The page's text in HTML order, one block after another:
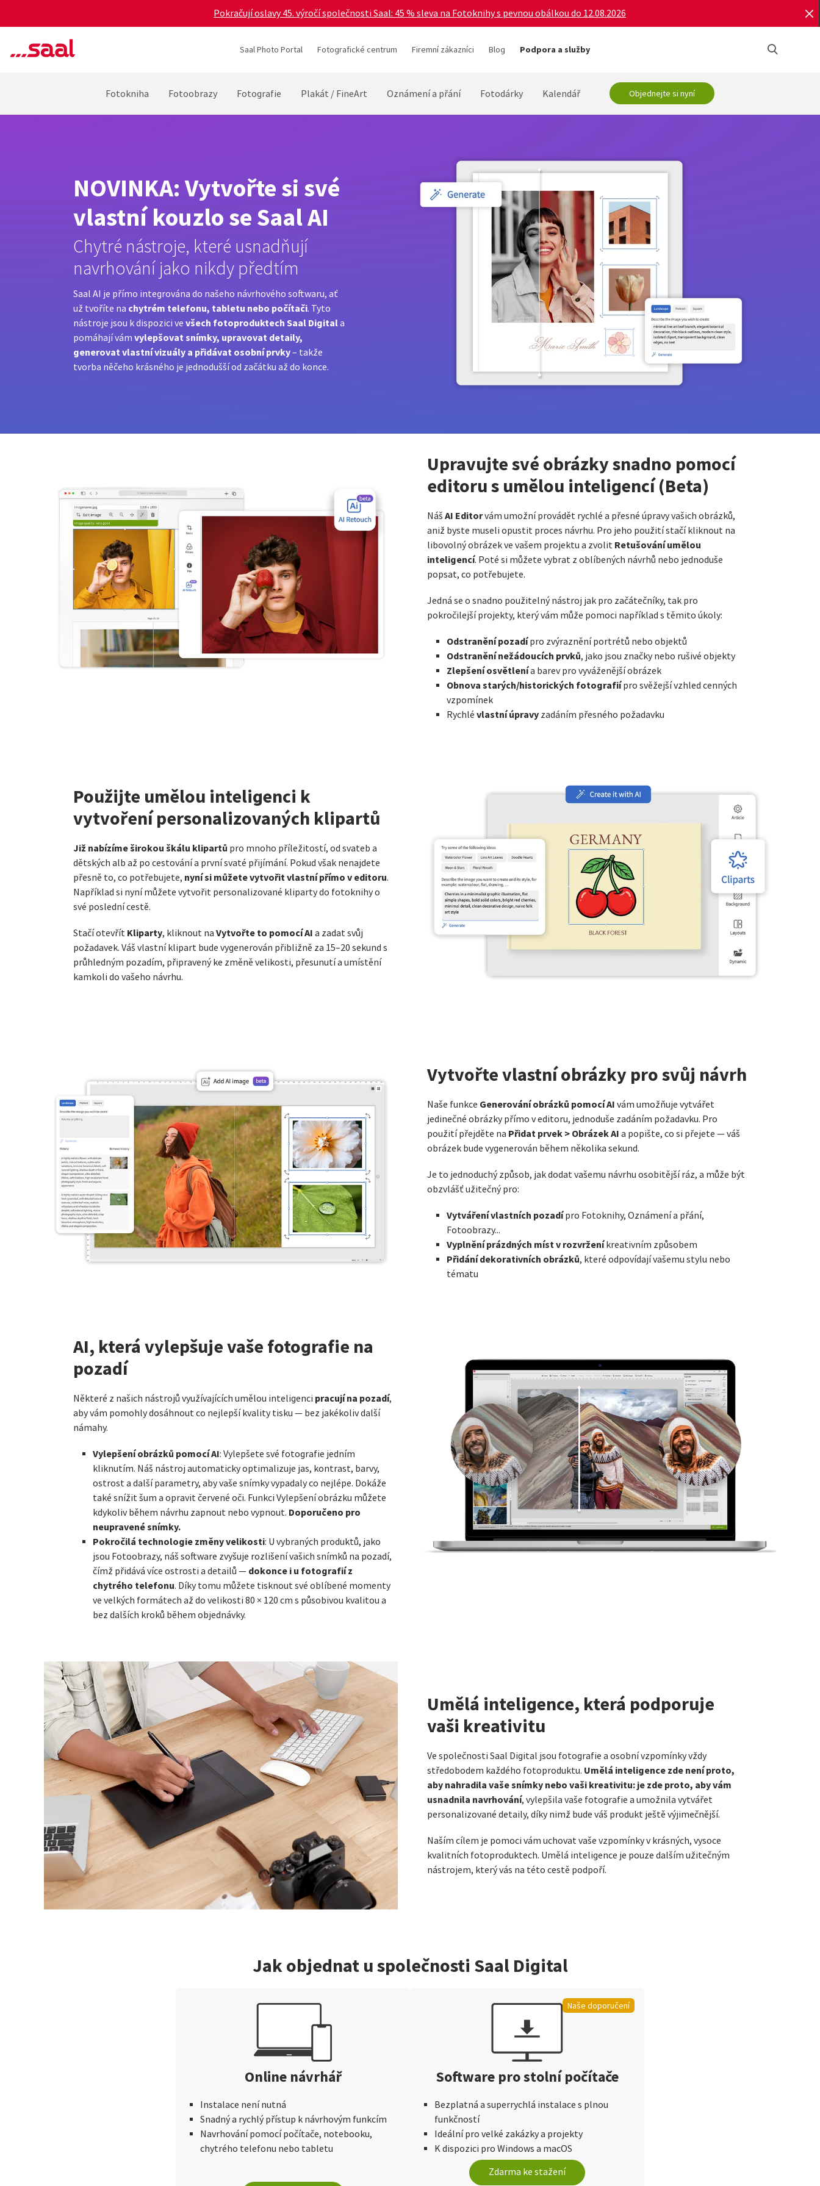
Pokračují oslavy 45. výročí společnosti Saal: 45 % sleva na Fotoknihy s pevnou obálkou do 12.08.2026
Saal Photo Portal Fotografické centrum Firemní zákazníci Blog Podpora a služby
Fotokniha Fotoobrazy Fotografie Plakát / FineArt Oznámení a přání Fotodárky Kalendář Objednejte si nyní
NOVINKA: Vytvořte si své
vlastní kouzlo se Saal AI
Chytré nástroje, které usnadňují
navrhování jako nikdy předtím
Saal AI je přímo integrována do našeho návrhového softwaru, ať
už tvoříte na chytrém telefonu, tabletu nebo počítači. Tyto
nástroje jsou k dispozici ve všech fotoproduktech Saal Digitala
pomáhají vám vylepšovat snímky, upravovat detaily,
generovat vlastní vizuály a přidávat osobní prvky– takže
tvorba něčeho krásného je jednodušší od začátku až do konce.
Upravujte své obrázky snadno pomocí
editoru s umělou inteligencí (Beta)
Náš AI Editorvám umožní provádět rychlé a přesné úpravy vašich obrázků,
aniž byste museli opustit proces návrhu. Pro jeho použití stačí kliknout na
libovolný obrázek ve vašem projektu a zvolit Retušování umělou
inteligencí. Poté si můžete vybrat z oblíbených návrhů nebo jednoduše
popsat, co potřebujete.
Jedná se o snadno použitelný nástroj jak pro začátečníky, tak pro
pokročilejší projekty, který vám může pomoci například s těmito úkoly:
Odstranění pozadípro zvýraznění portrétů nebo objektů
Odstranění nežádoucích prvků, jako jsou značky nebo rušivé objekty
Zlepšení osvětlenía barev pro vyváženější obrázek
Obnova starých/historických fotografiípro svěžejší vzhled cenných
vzpomínek
Rychlé vlastní úpravy zadáním přesného požadavku
Použijte umělou inteligenci k
vytvoření personalizovaných klipartů
Již nabízíme širokou škálu klipartů pro mnoho příležitostí, od svateb a
dětských alb až po cestování a první svaté přijímání. Pokud však nenajdete
přesně to, co potřebujete, nyní si můžete vytvořit vlastní přímo v editoru.
Například si nyní můžete vytvořit personalizované kliparty do fotoknihy o
své poslední cestě.
Stačí otevřít Kliparty, kliknout na Vytvořte to pomocí AI a zadat svůj
požadavek. Váš vlastní klipart bude vygenerován přibližně za 15–20 sekund s
průhledným pozadím, připravený ke změně velikosti, přesunutí a umístění
kamkoli do vašeho návrhu.
Vytvořte vlastní obrázky pro svůj návrh
Naše funkce Generování obrázků pomocí AI vám umožňuje vytvářet
jedinečné obrázky přímo v editoru, jednoduše zadáním požadavku. Pro
použití přejděte na Přidat prvek > Obrázek AI a popište, co si přejete — váš
obrázek bude vygenerován během několika sekund.
Je to jednoduchý způsob, jak dodat vašemu návrhu osobitější ráz, a může být
obzvlášť užitečný pro:
Vytváření vlastních pozadípro Fotoknihy, Oznámení a přání,
Fotoobrazy...
Vyplnění prázdných míst v rozvrženíkreativním způsobem
Přidání dekorativních obrázků, které odpovídají vašemu stylu nebo
tématu
AI, která vylepšuje vaše fotografie na
pozadí
Některé z našich nástrojů využívajících umělou inteligenci pracují na pozadí,
aby vám pomohly dosáhnout co nejlepší kvality tisku — bez jakékoliv další
námahy.
Vylepšení obrázků pomocí AI: Vylepšete své fotografie jedním
kliknutím. Náš nástroj automaticky optimalizuje jas, kontrast, barvy,
ostrost a další parametry, aby vaše snímky vypadaly co nejlépe. Dokáže
také snížit šum a opravit červené oči. Funkci Vylepšení obrázku můžete
kdykoliv během návrhu zapnout nebo vypnout. Doporučeno pro
neupravené snímky.
Pokročilá technologie změny velikosti: U vybraných produktů, jako
jsou Fotoobrazy, náš software zvyšuje rozlišení vašich snímků na pozadí,
čímž přidává více ostrosti a detailů — dokonce i u fotografií z
chytrého telefonu. Díky tomu můžete tisknout své oblíbené momenty
ve velkých formátech až do velikosti 80 × 120 cm s působivou kvalitou a
bez dalších kroků během objednávky.
Umělá inteligence, která podporuje
vaši kreativitu
Ve společnosti Saal Digital jsou fotografie a osobní vzpomínky vždy
středobodem každého fotoproduktu. Umělá inteligence zde není proto,
aby nahradila vaše snímky nebo vaši kreativitu: je zde proto, aby vám
usnadnila navrhování, vylepšila vaše fotografie a umožnila vytvářet
personalizované detaily, díky nimž bude váš produkt ještě výjimečnější.
Naším cílem je pomoci vám uchovat vaše vzpomínky v krásných, vysoce
kvalitních fotoproduktech. Umělá inteligence je pouze dalším užitečným
nástrojem, který vás na této cestě podpoří.
Jak objednat u společnosti Saal Digital
Online návrhář
Instalace není nutná
Snadný a rychlý přístup k návrhovým funkcím
Navrhování pomocí počítače, notebooku,
chytrého telefonu nebo tabletu
Naše doporučení
Software pro stolní počítače
Bezplatná a superrychlá instalace s plnou
funkčností
Ideální pro velké zakázky a projekty
K dispozici pro Windows a macOS
Zdarma ke stažení